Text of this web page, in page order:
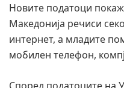
Новите податоци
Македонија речиси
интернет, а младите
мобилен телефон,